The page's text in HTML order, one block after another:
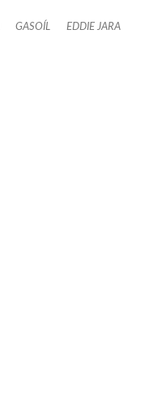
GASOÍL EDDIE JARA